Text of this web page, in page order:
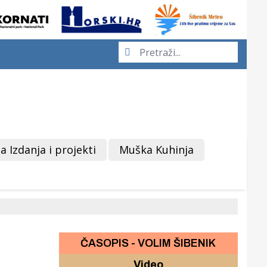
Izdanja i projekti
Muška Kuhinja
ČASOPIS - VOLIM ŠIBENIK
Video